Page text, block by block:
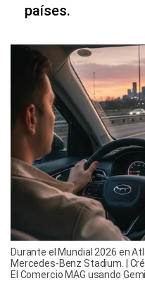
países.
Durante el Mundial 2026 en
Mercedes-Benz Stadium. |
El Comercio MAG usando